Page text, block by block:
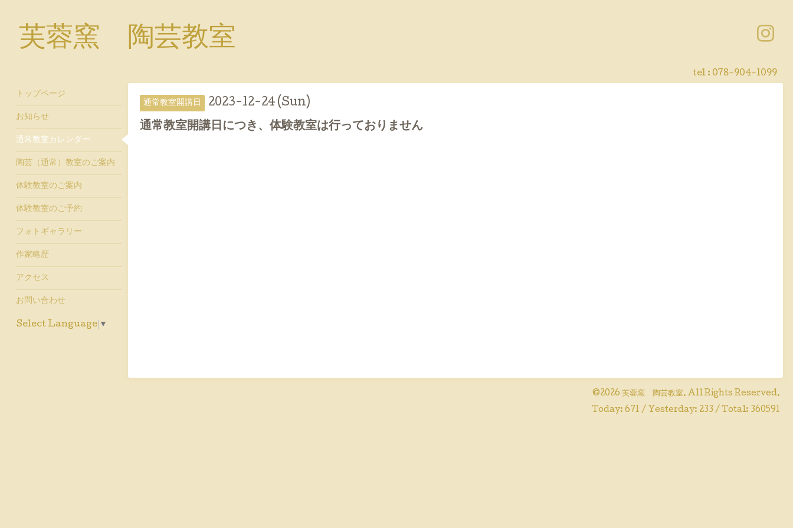
芙蓉窯 陶芸教室
tel : 078-904-1099
通常教室開講日 2023-12-24 (Sun)
通常教室開講日につき、体験教室は行っておりません
©2026 芙蓉窯 陶芸教室. All Rights Reserved.
Today: 671 / Yesterday: 233 / Total: 360591
トップページ
お知らせ
通常教室カレンダー
陶芸（通常）教室のご案内
体験教室のご案内
体験教室のご予約
フォトギャラリー
作家略歴
アクセス
お問い合わせ
Select Language ▼